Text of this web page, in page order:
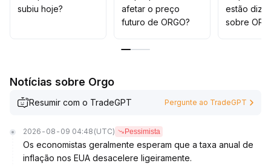
subiu hoje?
afetar o preço
futuro de ORGO?
estão
sobre
Notícias sobre Orgo
Resumir com o TradeGPT Pergunte ao TradeGPT
2026-08-09 04:48 (UTC) Pessimista
Os economistas geralmente esperam que a taxa anual de
inflação nos EUA desacelere ligeiramente.